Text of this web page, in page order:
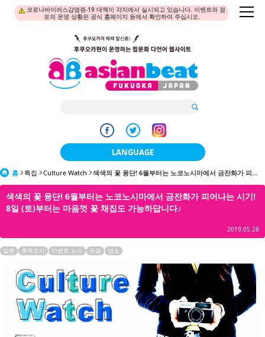
코로나바이러스감염증-19 대책이 각지에서 실시되고 있습니다. 이벤트와 점
포의 운영 상황은 공식 홈페이지 등에서 확인하여 주십시오.
LANGUAGE
日本語
한국어
繁體中文
English
ภาษาไทย
홈 특집 Culture Watch 색색의 꽃 융단! 6월부터는 노코노시마에서 금잔화가 피...
색색의 꽃 융단! 6월부터는 노코노시마에서 금잔화가 피어나는 시기!
8일 (토)부터는 마음껏 꽃 채집도 가능하답니다♪
2019.05.28
일본 후쿠오카 이벤트 뉴스 관광 명소